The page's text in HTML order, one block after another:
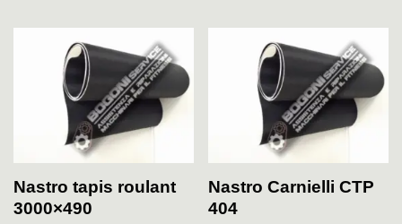
Nastro tapis roulant
3000×490
Nastro Carnielli CTP
404